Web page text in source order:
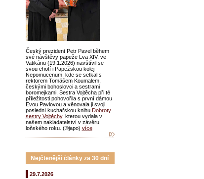
Český prezident Petr Pavel během
své návštěvy papeže Lva XIV. ve
Vatikánu (19.1.2026) navštívil se
svou chotí i Papežskou kolej
Nepomucenum, kde se setkal s
rektorem Tomášem Koumalem,
českými bohoslovci a sestrami
boromejkami. Sestra Vojtěcha při té
příležitosti pohovořila s první dámou
Evou Pavlovou a věnovala ji svoji
poslední kuchařskou knihu Dobroty
sestry Vojtěchy, kterou vydala v
našem nakladatelství v závěru
loňského roku. (©japo) více
Nejčtenější články za 30 dní
29.7.2026